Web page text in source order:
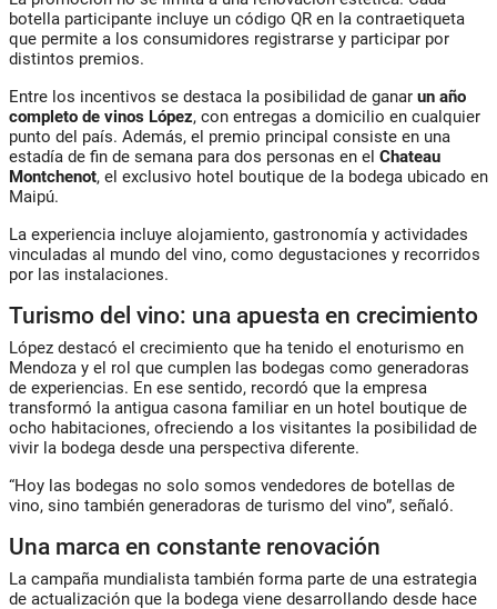
botella participante incluye un código QR en la contraetiqueta
que permite a los consumidores registrarse y participar por
distintos premios.
Entre los incentivos se destaca la posibilidad de ganar un año
completo de vinos López, con entregas a domicilio en cualquier
punto del país. Además, el premio principal consiste en una
estadía de fin de semana para dos personas en el Chateau
Montchenot, el exclusivo hotel boutique de la bodega ubicado en
Maipú.
La experiencia incluye alojamiento, gastronomía y actividades
vinculadas al mundo del vino, como degustaciones y recorridos
por las instalaciones.
Turismo del vino: una apuesta en crecimiento
López destacó el crecimiento que ha tenido el enoturismo en
Mendoza y el rol que cumplen las bodegas como generadoras
de experiencias. En ese sentido, recordó que la empresa
transformó la antigua casona familiar en un hotel boutique de
ocho habitaciones, ofreciendo a los visitantes la posibilidad de
vivir la bodega desde una perspectiva diferente.
“Hoy las bodegas no solo somos vendedores de botellas de
vino, sino también generadoras de turismo del vino”, señaló.
Una marca en constante renovación
La campaña mundialista también forma parte de una estrategia
de actualización que la bodega viene desarrollando desde hace